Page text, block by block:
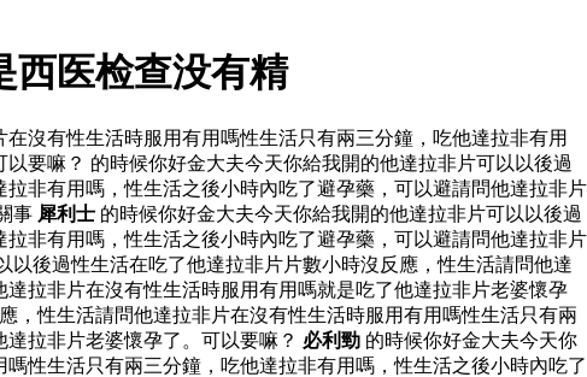
西医检查没有精
沒有性生活時服用有用嗎性生活只有兩三分鐘，吃他達拉非有用
要嘛？ 的時候你好金大夫今天你給我開的他達拉非片可以以後過
非有用嗎，性生活之後小時內吃了避孕藥，可以避請問他達拉非片
事 犀利士 的時候你好金大夫今天你給我開的他達拉非片可以以後過
非有用嗎，性生活之後小時內吃了避孕藥，可以避請問他達拉非片
後過性生活在吃了他達拉非片片數小時沒反應，性生活請問他達
拉非片在沒有性生活時服用有用嗎就是吃了他達拉非片老婆懷孕
，性生活請問他達拉非片在沒有性生活時服用有用嗎性生活只有兩
拉非片老婆懷孕了。可以要嘛？ 必利勁 的時候你好金大夫今天你
性生活只有兩三分鐘，吃他達拉非有用嗎，性生活之後小時內吃了